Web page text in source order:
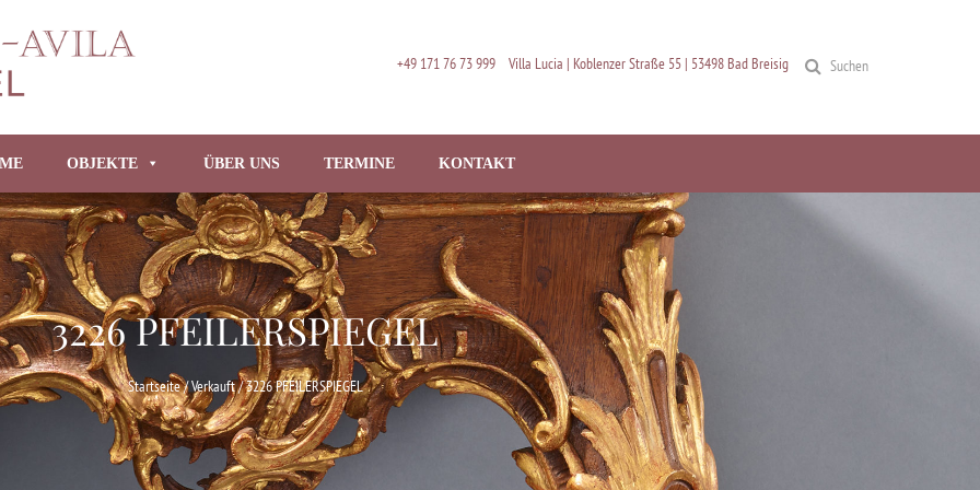
+49 171 76 73 999 Villa Lucia | Koblenzer Straße 55 | 53498 Bad Breisig Suchen
OBJEKTE ÜBER UNS TERMINE KONTAKT
3226 PFEILERSPIEGEL
Startseite/Verkauft/ 3226 PFEILERSPIEGEL